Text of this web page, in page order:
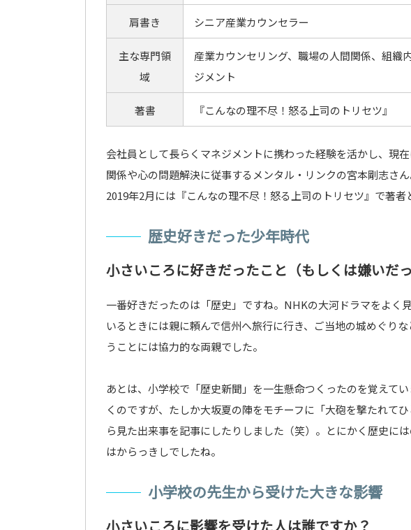
肩書き シニア産業カウンセラー
主な専門領
域
産業カウンセリング、職場の人間関係、組織
ジメント
著書 『こんなの理不尽！怒る上司のトリセツ』
会社員として長らくマネジメントに携わった経験を活かし、現
関係や心の問題解決に従事するメンタル・リンクの宮本剛志さん
2019年2月には『こんなの理不尽！怒る上司のトリセツ』で著者
歴史好きだった少年時代
小さいころに好きだったこと（もしくは嫌いだ
一番好きだったのは「歴史」ですね。NHKの大河ドラマをよく
いるときには親に頼んで信州へ旅行に行き、ご当地の城めぐり
うことには協力的な両親でした。
あとは、小学校で「歴史新聞」を一生懸命つくったのを覚えて
くのですが、たしか大坂夏の陣をモチーフに「大砲を撃たれて
ら見た出来事を記事にしたりしました（笑）。とにかく歴史に
はからっきしでしたね。
小学校の先生から受けた大きな影響
小さいころに影響を受けた人は誰ですか？